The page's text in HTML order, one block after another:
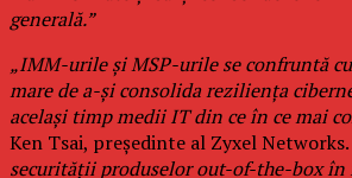
generală.”
„IMM-urile și MSP-urile se confruntă
mare de a-și consolida reziliența
același timp medii IT din ce în ce mai
Ken Tsai, președinte al Zyxel Networks.
securității produselor out-of-the-box în